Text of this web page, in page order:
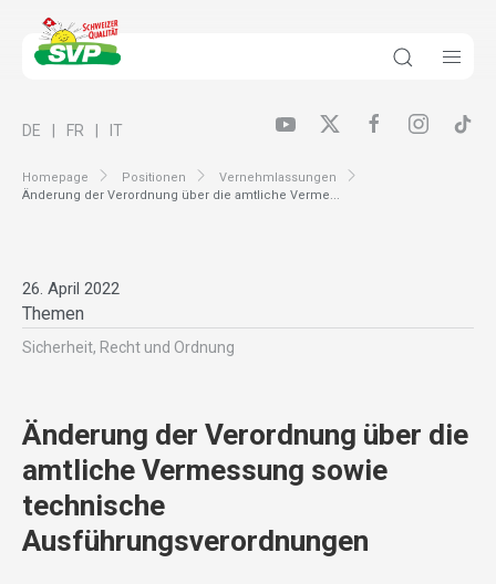
Homepage Positionen
Vernehmlassungen
Änderung der Verordnung über die amtliche Verme...
DE FR IT
26. April 2022
Themen
Sicherheit, Recht und Ordnung
Änderung der Verordnung über die
amtliche Vermessung sowie
technische
Ausführungsverordnungen